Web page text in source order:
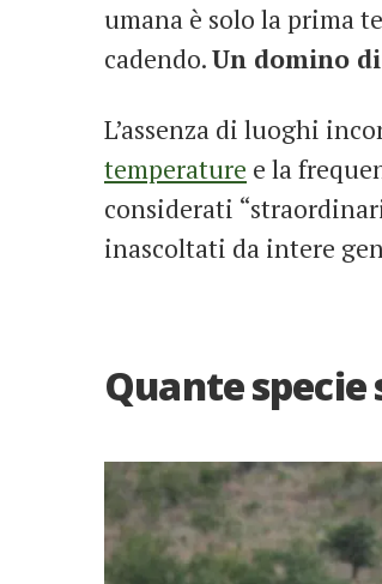
umana è solo la prima
cadendo.Un domino
L’assenza di luoghi
temperature e la
considerati
inascoltati da intere
Quante specie